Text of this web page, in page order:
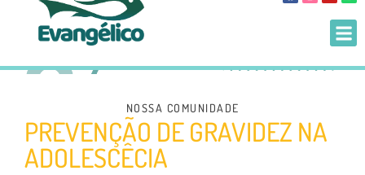
NOSSA COMUNIDADE
PREVENÇÃO DE GRAVIDEZ NA
ADOLESCÊCIA